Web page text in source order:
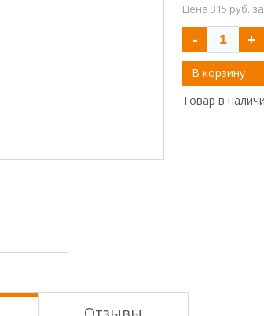
Цена 315 руб.
- +
В корзину
Товар в